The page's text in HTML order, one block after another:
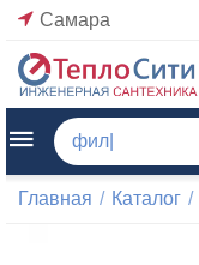
Самара
Главная / Каталог /